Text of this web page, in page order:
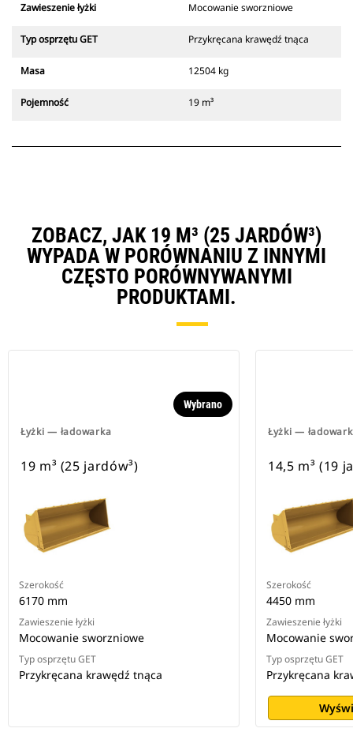
Zawieszenie łyżki Mocowanie sworzniowe
Typ osprzętu GET Przykręcana krawędź tnąca
Masa 12504 kg
Pojemność 19 m³
ZOBACZ, JAK 19 M³ (25 JARDÓW³)
WYPADA W PORÓWNANIU Z INNYMI
CZĘSTO PORÓWNYWANYMI
PRODUKTAMI.
Łyżki — ładowarka
Wybrano
19 m³ (25 jardów³)
Szerokość
6170 mm
Zawieszenie łyżki
Mocowanie sworzniowe
Typ osprzętu GET
Przykręcana krawędź tnąca
Łyżki —
14,5 m³ (19
Szerokość
4450 mm
Zawieszenie łyżki
Mocowanie
Typ osprzętu GET
Przykręcana